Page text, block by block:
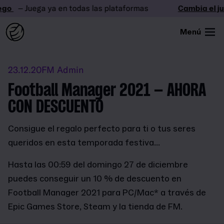
– Juega ya en todas las plataformas Cambia el
Menú
23.12.20FM Admin
Football Manager 2021 – AHORA
CON DESCUENTO
Consigue el regalo perfecto para ti o tus seres
queridos en esta temporada festiva...
Hasta las 00:59 del domingo 27 de diciembre
puedes conseguir un 10 % de descuento en
Football Manager 2021 para PC/Mac* a través de
Epic Games Store, Steam y la tienda de FM.